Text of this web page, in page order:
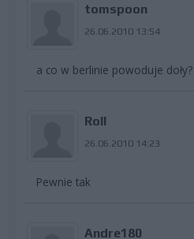
tomspoon
26.06.2010 13:54
a co w berlinie powoduje doły?
Roll
26.06.2010 14:23
Pewnie tak
Andre180